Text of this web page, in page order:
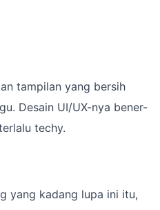
tampilan yang bersih
Desain UI/UX-nya bener-
techy.
yang kadang lupa ini itu,